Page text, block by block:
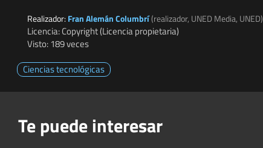
Realizador: Fran Alemán Columbrí(realizador, UNED Media, UNED)
Licencia: Copyright (Licencia propietaria)
Visto: 189 veces
Ciencias tecnológicas
Te puede interesar